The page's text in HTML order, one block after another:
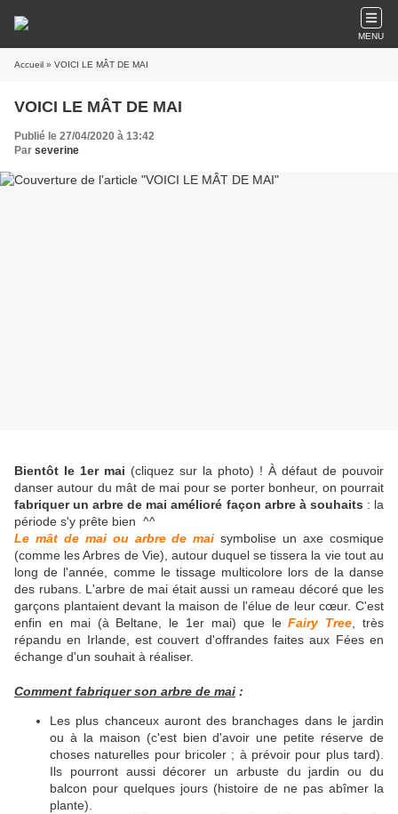
MENU
Accueil » VOICI LE MÂT DE MAI
VOICI LE MÂT DE MAI
Publié le 27/04/2020 à 13:42
Par severine
Bientôt le 1er mai (cliquez sur la photo) ! À défaut de pouvoir
danser autour du mât de mai pour se porter bonheur, on pourrait
fabriquer un arbre de mai amélioré façon arbre à souhaits : la
période s'y prête bien ^^
Le mât de mai ou arbre de mai symbolise un axe cosmique
(comme les Arbres de Vie), autour duquel se tissera la vie tout au
long de l'année, comme le tissage multicolore lors de la danse
des rubans. L'arbre de mai était aussi un rameau décoré que les
garçons plantaient devant la maison de l'élue de leur cœur. C'est
enfin en mai (à Beltane, le 1er mai) que leFairy Tree , très
répandu en Irlande, est couvert d'offrandes faites aux Fées en
échange d'un souhait à réaliser.
Comment fabriquer son arbre de mai :
Les plus chanceux auront des branchages dans le jardin
ou à la maison (c'est bien d'avoir une petite réserve de
choses naturelles pour bricoler ; à prévoir pour plus tard).
Ils pourront aussi décorer un arbuste du jardin ou du
balcon pour quelques jours (histoire de ne pas abîmer la
plante).